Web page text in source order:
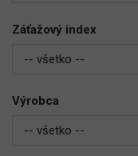
Záťažový index
-- všetko --
Výrobca
-- všetko --